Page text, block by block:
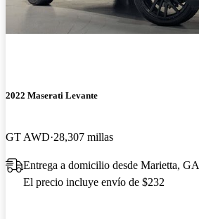
2022 Maserati Levante
GT AWD 28,307 millas
Entrega a domicilio desde Marietta, GA
El precio incluye envío de $232